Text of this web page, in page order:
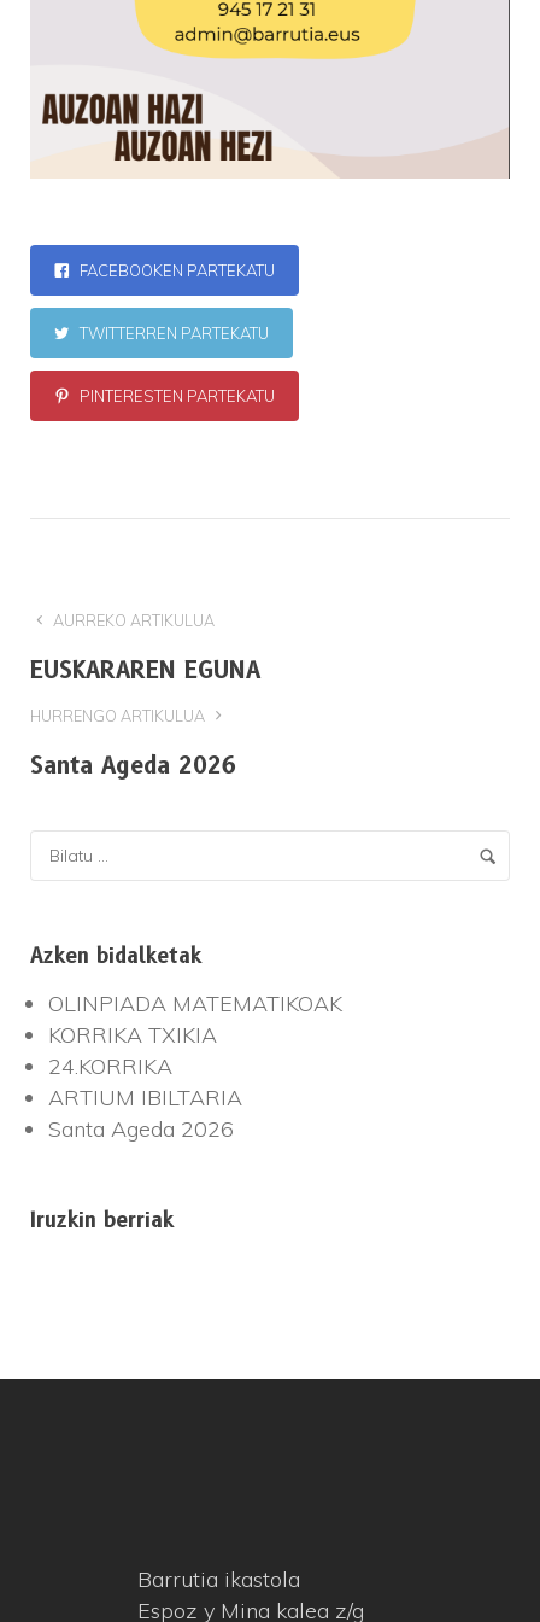
FACEBOOKEN PARTEKATU
TWITTERREN PARTEKATU
PINTERESTEN PARTEKATU
AURREKO ARTIKULUA
EUSKARAREN EGUNA
HURRENGO ARTIKULUA
Santa Ageda 2026
Azken bidalketak
OLINPIADA MATEMATIKOAK
KORRIKA TXIKIA
24.KORRIKA
ARTIUM IBILTARIA
Santa Ageda 2026
Iruzkin berriak
Barrutia ikastola
Espoz y Mina kalea z/g